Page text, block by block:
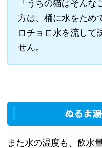
「うちの猫はそんな
方は、桶に水をため
ロチョロ水を流して
せん。
ぬるま
また水の温度も、飲水